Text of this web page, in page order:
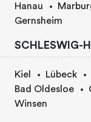
Hanau
Gernsheim
SCHLESWIG-
Kiel Lübeck
Bad Oldesloe
Winsen